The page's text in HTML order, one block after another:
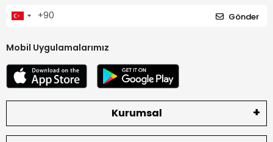
Gönder
Mobil Uygulamalarımız
Kurumsal